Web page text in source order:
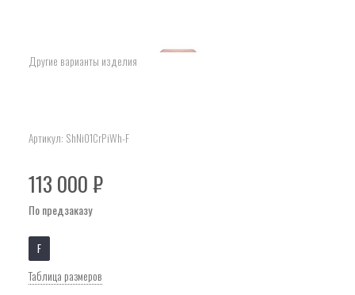
Другие варианты изделия
Артикул: ShNi01CrPiWh-F
113 000₽
По предзаказу
F
Таблица размеров